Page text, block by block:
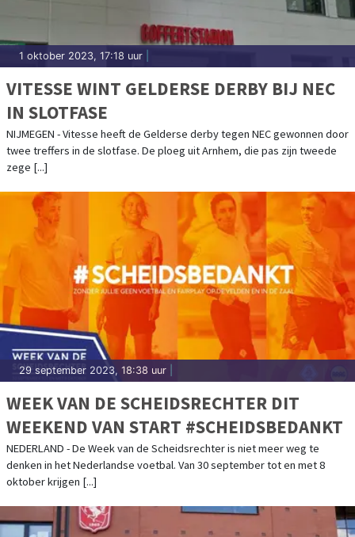
1 oktober 2023, 17:18 uur
VITESSE WINT GELDERSE DERBY BIJ NEC
IN SLOTFASE
NIJMEGEN - Vitesse heeft de Gelderse derby tegen NEC gewonnen door
twee treffers in de slotfase. De ploeg uit Arnhem, die pas zijn tweede
zege [...]
29 september 2023, 18:38 uur
WEEK VAN DE SCHEIDSRECHTER DIT
WEEKEND VAN START #SCHEIDSBEDANKT
NEDERLAND - De Week van de Scheidsrechter is niet meer weg te
denken in het Nederlandse voetbal. Van 30 september tot en met 8
oktober krijgen [...]